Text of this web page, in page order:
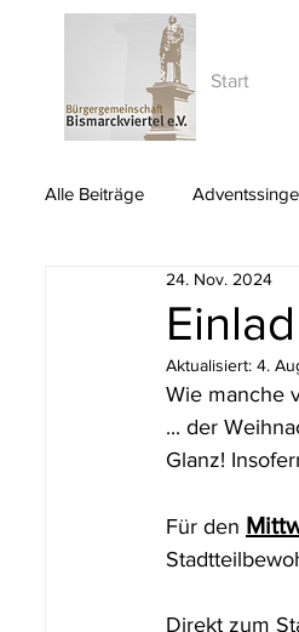
Start
Alle Beiträge
Stromkästen Ausflüge
24. Nov. 2024
Aktualisiert: 4.
Wie manche
... der
Glanz!
Für den
Direkt zum